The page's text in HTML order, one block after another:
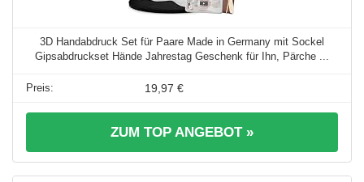
3D Handabdruck Set für Paare Made in Germany mit Sockel
Gipsabdruckset Hände Jahrestag Geschenk für Ihn, Pärche ...
19,97 €
ZUM TOP ANGEBOT »